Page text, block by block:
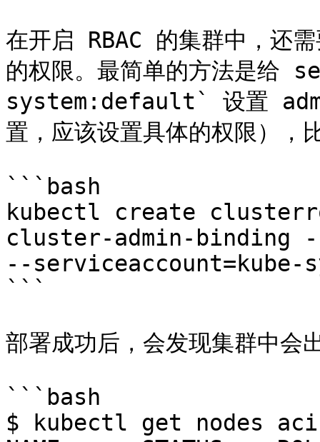
在开启 RBAC 的集群中，
的权限。最简单的方法是
system:default` 设置
置，应该设置具体的权限），
```bash
kubectl create
cluster-admin-binding
--serviceaccount=kube-
```
部署成功后，会发现集群中
```bash
$ kubectl get nodes aci